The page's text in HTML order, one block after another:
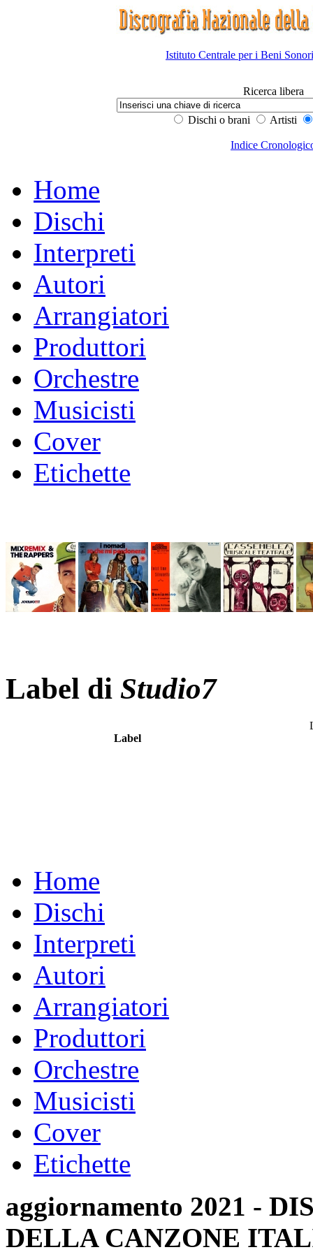
Istituto Centrale per i Beni
Ricerca libera
Dischi o brani Artisti
Indice
Home
Dischi
Interpreti
Autori
Arrangiatori
Produttori
Orchestre
Musicisti
Cover
Etichette
Label di Studio7
Label
Home
Dischi
Interpreti
Autori
Arrangiatori
Produttori
Orchestre
Musicisti
Cover
Etichette
aggiornamento 2021 -
DELLA CANZONE